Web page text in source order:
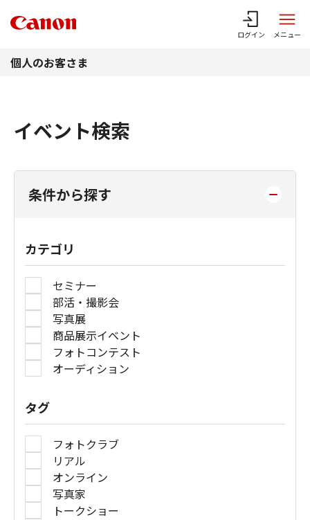
ログイン メニュー
個人のお客さま
イベント検索
条件から探す
カテゴリ
セミナー
部活・撮影会
写真展
商品展示イベント
フォトコンテスト
オーディション
タグ
フォトクラブ
リアル
オンライン
写真家
トークショー